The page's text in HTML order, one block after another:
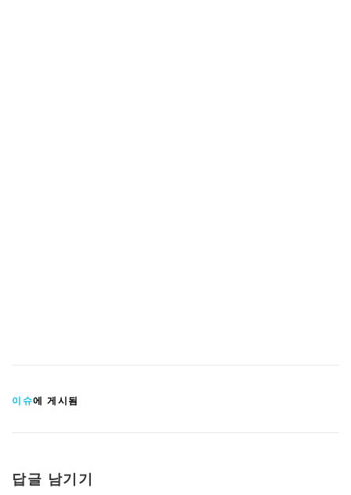
이슈에 게시됨
답글 남기기